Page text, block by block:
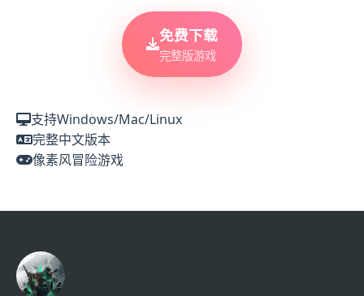
免费下载
完整版游戏
支持Windows/Mac/Linux
完整中文版本
像素风冒险游戏